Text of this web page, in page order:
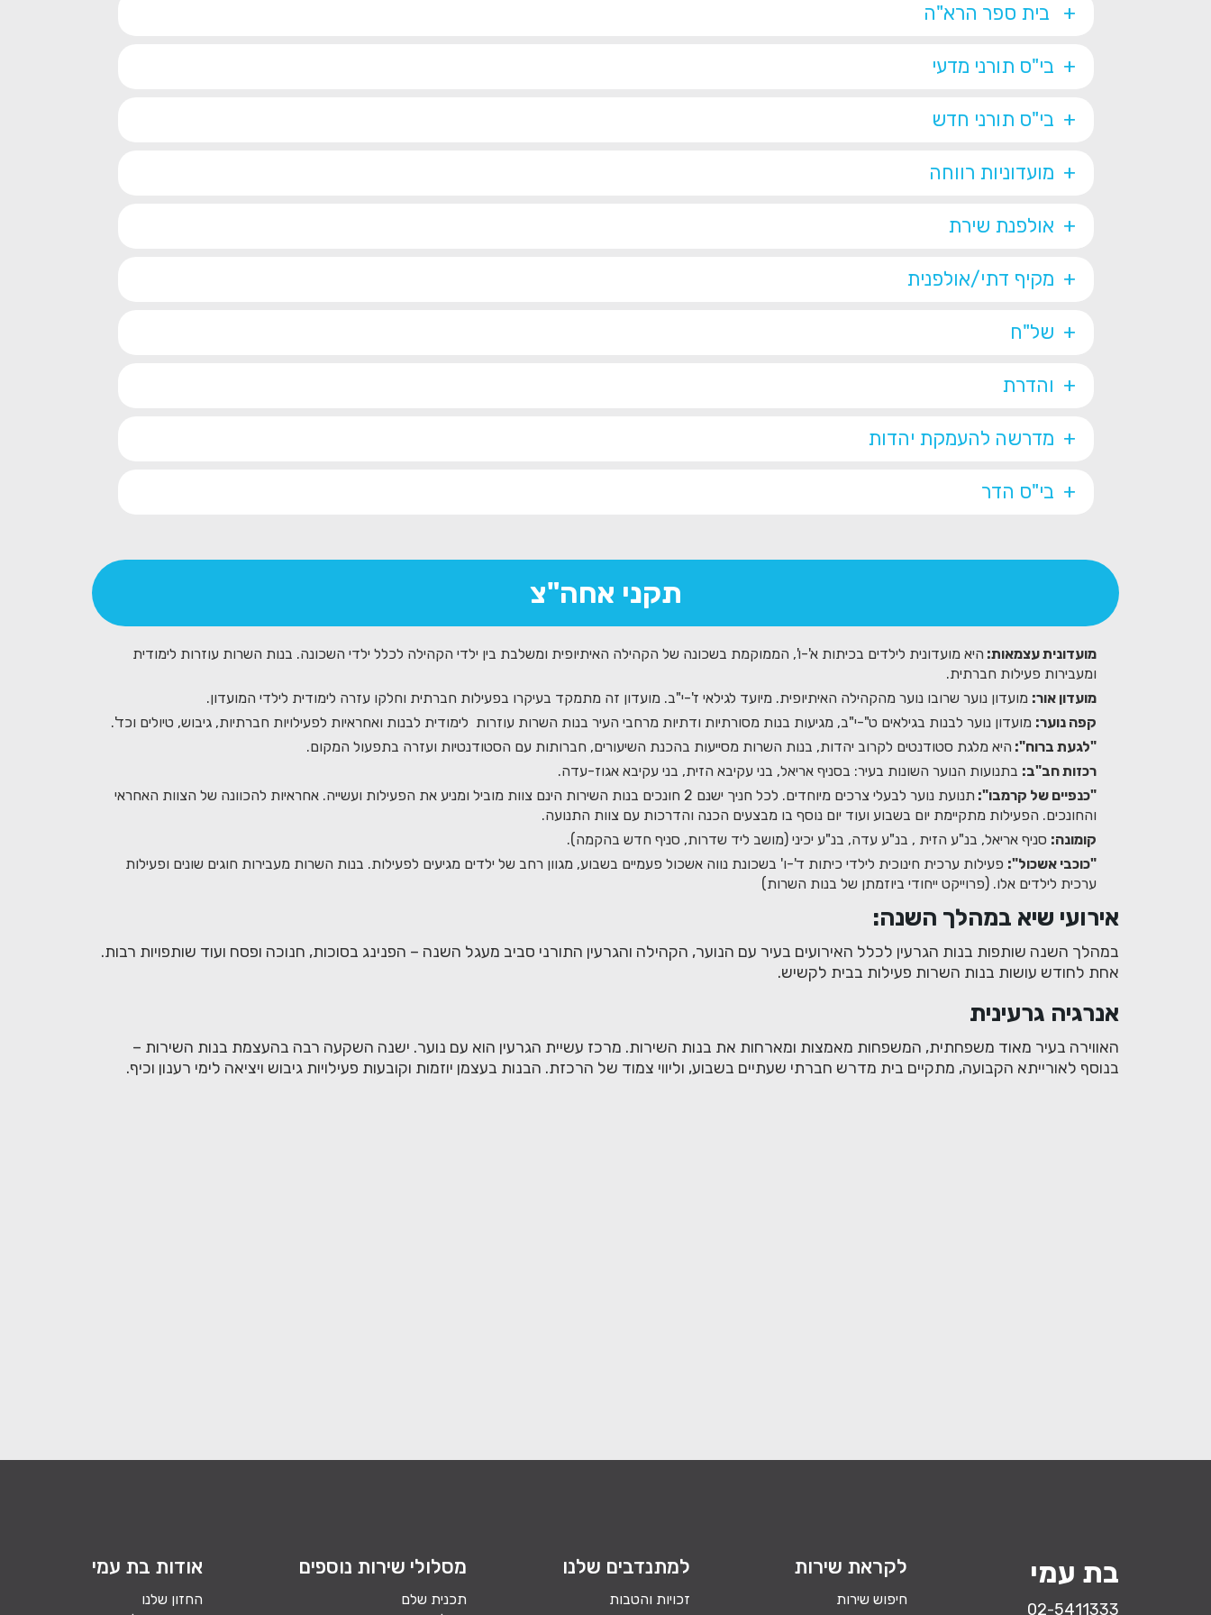
בית ספר הרא"ה
בי"ס תורני מדעי
בי"ס תורני חדש
מועדוניות רווחה
אולפנת שירת
מקיף דתי/אולפנית
של"ח
והדרת
מדרשה להעמקת יהדות
בי"ס הדר
תקני אחה"צ
מועדונית עצמאות: היא מועדונית לילדים בכיתות א'-ו', הממוקמת בשכונה של הקהילה האיתיופית ומשלבת בין ילדי הקהילה לכלל ילדי השכונה. בנות השרות עוזרות לימודית
ומעבירות פעילות חברתית.
מועדון אור: מועדון נוער שרובו נוער מהקהילה האיתיופית. מיועד לגילאי ז'-י"ב. מועדון זה מתמקד בעיקרו בפעילות חברתית וחלקו עזרה לימודית לילדי המועדון.
קפה נוער: מועדון נוער לבנות בגילאים ט"-י"ב, מגיעות בנות מסורתיות ודתיות מרחבי העיר בנות השרות עוזרות לימודית לבנות ואחראיות לפעילויות חברתיות, גיבוש, טיולים וכד'.
"לגעת ברוח": היא מלגת סטודנטים לקרוב יהדות, בנות השרות מסייעות בהכנת השיעורים, חברותות עם הסטודנטיות ועזרה בתפעול המקום.
רכזות חב"ב: בתנועות הנוער השונות בעיר: בסניף אריאל, בני עקיבא הזית, בני עקיבא אגוז-עדה.
"כנפיים של קרמבו":
תנועת נוער לבעלי צרכים מיוחדים. לכל חניך ישנם 2 חונכים בנות השירות הינם צוות מוביל ומניע את הפעילות ועשייה. אחראיות להכוונה של הצוות האחראי
והחונכים. הפעילות מתקיימת יום בשבוע ועוד יום נוסף בו מבצעים הכנה והדרכות עם צוות התנועה.
קומונה: סניף אריאל, בנ"ע הזית , בנ"ע עדה, בנ"ע יכיני (מושב ליד שדרות, סניף חדש בהקמה).
"כוכבי אשכול": פעילות ערכית חינוכית לילדי כיתות ד'-ו' בשכונת נווה אשכול פעמיים בשבוע, מגוון רחב של ילדים מגיעים לפעילות. בנות השרות מעבירות חוגים שונים ופעילות
ערכית לילדים אלו. (פרוייקט ייחודי ביוזמתן של בנות השרות)
אירועי שיא במהלך השנה:
במהלך השנה שותפות בנות הגרעין לכלל האירועים בעיר עם הנוער, הקהילה והגרעין התורני סביב מעגל השנה – הפנינג בסוכות, חנוכה ופסח ועוד שותפויות רבות.
אחת לחודש עושות בנות השרות פעילות בבית לקשיש.
אנרגיה גרעינית
האווירה בעיר מאוד משפחתית, המשפחות מאמצות ומארחות את בנות השירות. מרכז עשיית הגרעין הוא עם נוער. ישנה השקעה רבה בהעצמת בנות השירות –
בנוסף לאורייתא הקבועה, מתקיים בית מדרש חברתי שעתיים בשבוע, וליווי צמוד של הרכזת. הבנות בעצמן יוזמות וקובעות פעילויות גיבוש ויציאה לימי רענון וכיף.
בת עמי
02-5411333
לקראת שירות
חיפוש שירות
למתנדבים שלנו
זכויות והטבות
מסלולי שירות נוספים
תכנית שלם
אודות בת עמי
החזון שלנו